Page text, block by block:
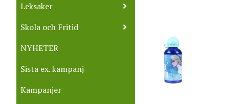
Leksaker
Skola och Fritid
NYHETER
Sista ex. kampanj
Kampanjer